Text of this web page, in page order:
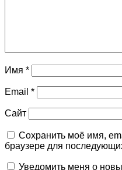
Имя *
Email *
Сайт
Сохранить моё имя,
браузере для
Уведомить меня о